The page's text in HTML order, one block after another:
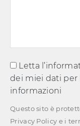
Letta
dei miei dati per
informazioni
Questo sito è
Privacy Policy e i